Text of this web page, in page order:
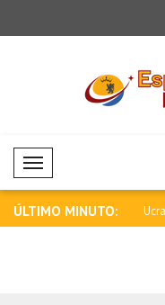
Mobil Menü
ÚLTIMO MINUTO:
en una escuela de